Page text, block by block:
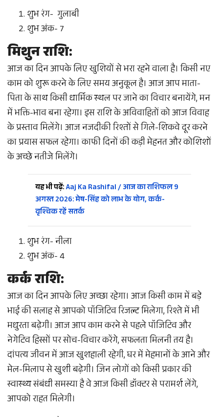
शुभ रंग- गुलाबी
शुभ अंक- 7
मिथुन राशि:
आज का दिन आपके लिए खुशियों से भरा रहने वाला है। किसी नए
काम को शुरू करने के लिए समय अनुकूल है। आज आप माता-
पिता के साथ किसी धार्मिक स्थल पर जाने का विचार बनायेंगे, मन
में भक्ति-भाव बना रहेगा। इस राशि के अविवाहितों को आज विवाह
के प्रस्ताव मिलेंगे। आज नजदीकी रिश्तों से गिले-शिकवे दूर करने
का प्रयास सफल रहेगा। काफी दिनों की कड़ी मेहनत और कोशिशों
के अच्छे नतीजे मिलेंगे।
यह भी पढ़ें:Aaj Ka Rashifal / आज का राशिफल 9
अगस्त 2026: मेष-सिंह को लाभ के योग, कर्क-
वृश्चिक रहें सतर्क
शुभ रंग- नीला
शुभ अंक- 4
कर्क राशि:
आज का दिन आपके लिए अच्छा रहेगा। आज किसी काम में बड़े
भाई की सलाह से आपको पॉजिटिव रिजल्ट मिलेगा, रिश्ते में भी
मधुरता बढ़ेगी। आज आप काम करने से पहले पॉजिटिव और
नेगेटिव हिस्सों पर सोच-विचार करेंगे, सफलता मिलनी तय है।
दांपत्य जीवन में आज खुशहाली रहेगी, घर में मेहमानों के आने और
मेल-मिलाप से खुशी बढ़ेगी। जिन लोगों को किसी प्रकार की
स्वास्थ्य संबंधी समस्या है वे आज किसी डॉक्टर से परामर्श लेंगे,
आपको राहत मिलेगी।